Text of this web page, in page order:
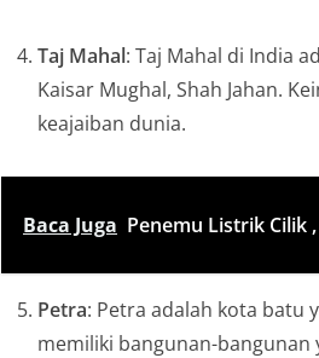
Taj Mahal: Taj Mahal di India
Kaisar Mughal, Shah Jahan.
keajaiban dunia.
Baca Juga Penemu Listrik Cilik
Petra: Petra adalah kota batu
memiliki bangunan-